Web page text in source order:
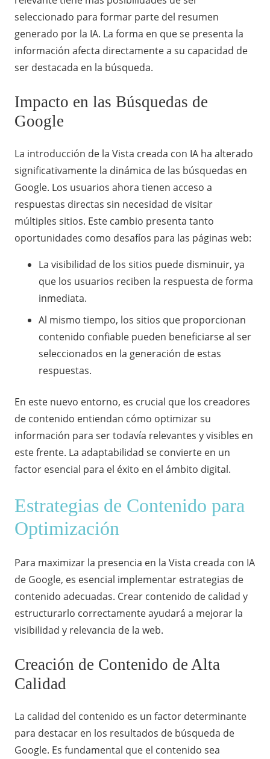
seleccionado para formar parte del resumen
generado por la IA. La forma en que se presenta la
información afecta directamente a su capacidad de
ser destacada en la búsqueda.
Impacto en las Búsquedas de
Google
La introducción de la Vista creada con IA ha alterado
significativamente la dinámica de las búsquedas en
Google. Los usuarios ahora tienen acceso a
respuestas directas sin necesidad de visitar
múltiples sitios. Este cambio presenta tanto
oportunidades como desafíos para las páginas web:
La visibilidad de los sitios puede disminuir, ya
que los usuarios reciben la respuesta de forma
inmediata.
Al mismo tiempo, los sitios que proporcionan
contenido confiable pueden beneficiarse al ser
seleccionados en la generación de estas
respuestas.
En este nuevo entorno, es crucial que los creadores
de contenido entiendan cómo optimizar su
información para ser todavía relevantes y visibles en
este frente. La adaptabilidad se convierte en un
factor esencial para el éxito en el ámbito digital.
Estrategias de Contenido para
Optimización
Para maximizar la presencia en la Vista creada con IA
de Google, es esencial implementar estrategias de
contenido adecuadas. Crear contenido de calidad y
estructurarlo correctamente ayudará a mejorar la
visibilidad y relevancia de la web.
Creación de Contenido de Alta
Calidad
La calidad del contenido es un factor determinante
para destacar en los resultados de búsqueda de
Google. Es fundamental que el contenido sea